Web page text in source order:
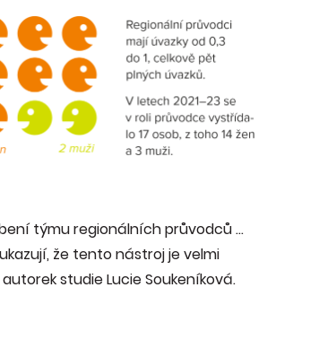
týmu regionálních průvodců ...
že tento nástroj je velmi
studie Lucie Soukeníková.